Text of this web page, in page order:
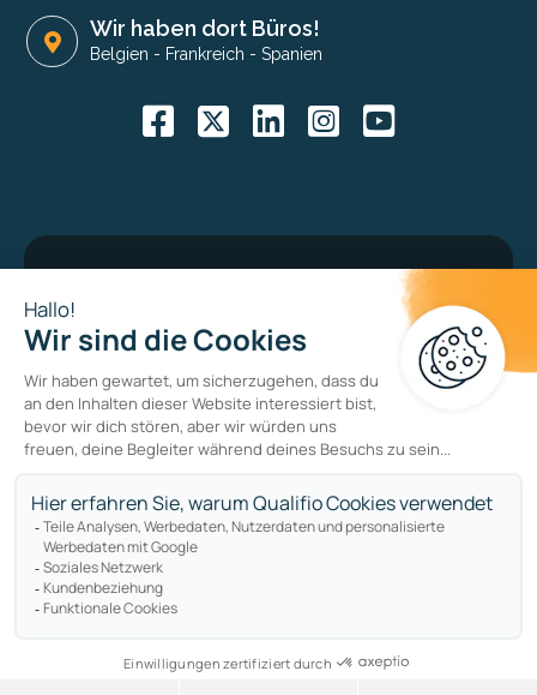
Wir haben dort Büros!
Belgien - Frankreich -Spanien
Bug bounty program
Datenschutzerklärung
Cookie-Richtlinie
Copyright © qualifio.com. All Rights Reserved.